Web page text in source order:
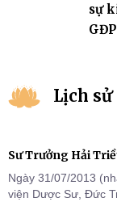
sự
Lịch
Sư Trưởng Hải
Ngày 31/07/2013
viện Dược Sư, Đức